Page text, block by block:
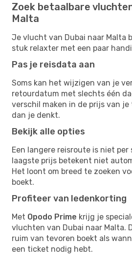
Zoek betaalbare
Malta
Je vlucht van Dubai naar Malta
stuk relaxter met een paar
Pas je reisdata aan
Soms kan het wijzigen van je
retourdatum met slechts één
verschil maken in de prijs van
dan je denkt.
Bekijk alle opties
Een langere reisroute is niet per
laagste prijs betekent niet
Het loont om breed te zoeken
boekt.
Profiteer van ledenkorting
Met Opodo Prime krijg je
vluchten van Dubai naar Malta.
ruim van tevoren boekt als
een ticket nodig hebt.